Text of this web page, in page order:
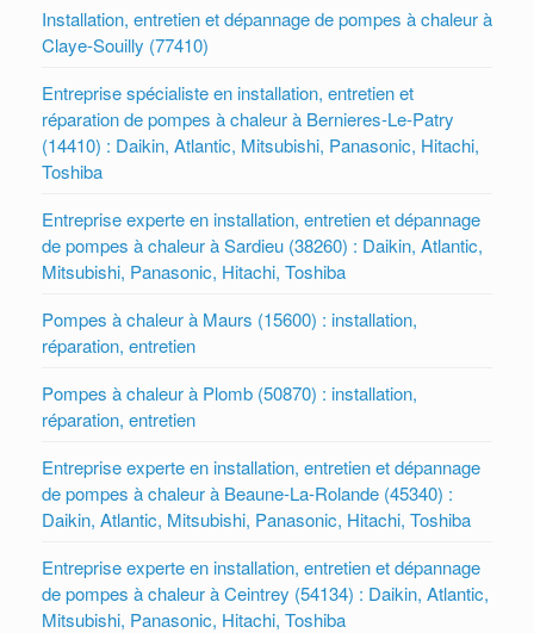
Installation, entretien et dépannage de pompes à chaleur à
Claye-Souilly (77410)
Entreprise spécialiste en installation, entretien et
réparation de pompes à chaleur à Bernieres-Le-Patry
(14410) : Daikin, Atlantic, Mitsubishi, Panasonic, Hitachi,
Toshiba
Entreprise experte en installation, entretien et dépannage
de pompes à chaleur à Sardieu (38260) : Daikin, Atlantic,
Mitsubishi, Panasonic, Hitachi, Toshiba
Pompes à chaleur à Maurs (15600) : installation,
réparation, entretien
Pompes à chaleur à Plomb (50870) : installation,
réparation, entretien
Entreprise experte en installation, entretien et dépannage
de pompes à chaleur à Beaune-La-Rolande (45340) :
Daikin, Atlantic, Mitsubishi, Panasonic, Hitachi, Toshiba
Entreprise experte en installation, entretien et dépannage
de pompes à chaleur à Ceintrey (54134) : Daikin, Atlantic,
Mitsubishi, Panasonic, Hitachi, Toshiba